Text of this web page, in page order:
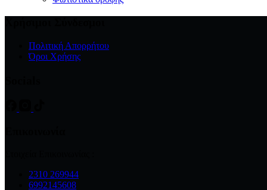
Πολιτική Απορρήτου
Όροι Χρήσης
2310 269944
6992145608